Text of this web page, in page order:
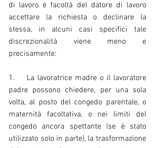
di lavoro è facoltà del datore di lavoro
accettare la richiesta o declinare la
stessa, in alcuni casi specifici tale
discrezionalità viene meno e
precisamente:
1.    La lavoratrice madre o il lavoratore
padre possono chiedere, per una sola
volta, al posto del congedo parentale, o
maternità facoltativa, o nei limiti del
congedo ancora spettante (se è stato
utilizzato solo in parte), la trasformazione